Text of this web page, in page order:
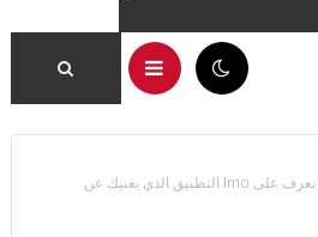
تعرف على Imo التطبيق الذي يغنيك عن